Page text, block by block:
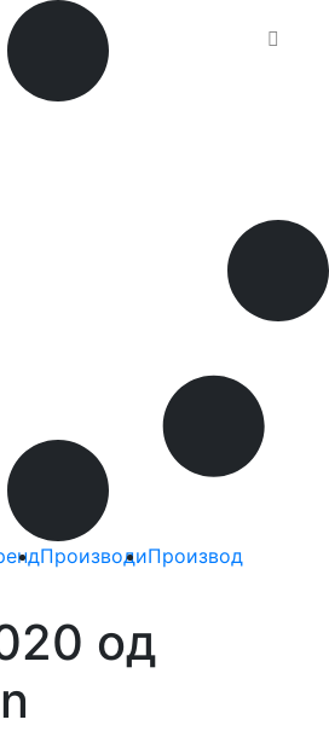
ПроизводиПроизвод
од